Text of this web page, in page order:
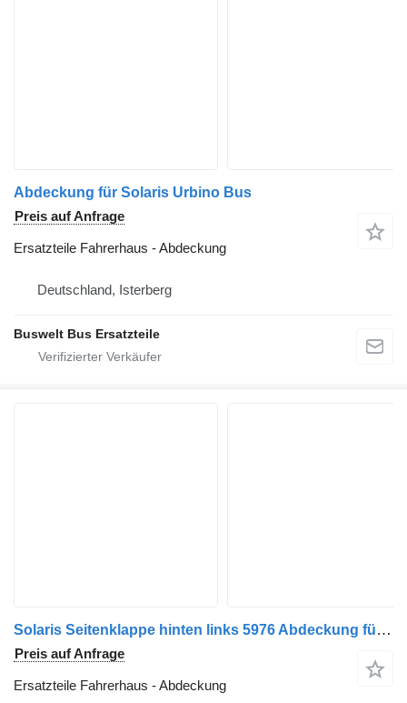
Abdeckung für Solaris Urbino Bus
Preis auf Anfrage
Ersatzteile Fahrerhaus - Abdeckung
Deutschland, Isterberg
Buswelt Bus Ersatzteile
Solaris Seitenklappe hinten links 5976 Abdeckung für Solaris Urbino Bus
Preis auf Anfrage
Ersatzteile Fahrerhaus - Abdeckung